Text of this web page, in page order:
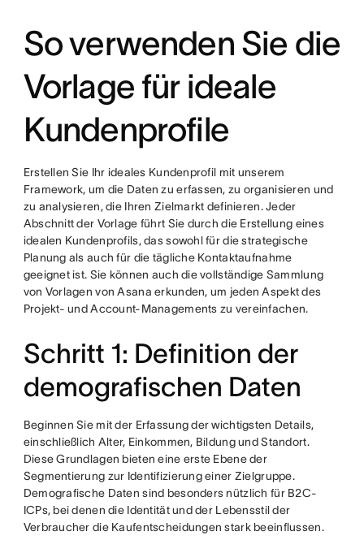
So verwenden Sie die
Vorlage für ideale
Kundenprofile
Erstellen Sie Ihr ideales Kundenprofil mit unserem
Framework, um die Daten zu erfassen, zu organisieren und
zu analysieren, die Ihren Zielmarkt definieren. Jeder
Abschnitt der Vorlage führt Sie durch die Erstellung eines
idealen Kundenprofils, das sowohl für die strategische
Planung als auch für die tägliche Kontaktaufnahme
geeignet ist. Sie können auch die vollständige Sammlung
von Vorlagen von Asana erkunden, um jeden Aspekt des
Projekt- und Account-Managements zu vereinfachen.
Schritt 1: Definition der
demografischen Daten
Beginnen Sie mit der Erfassung der wichtigsten Details,
einschließlich Alter, Einkommen, Bildung und Standort.
Diese Grundlagen bieten eine erste Ebene der
Segmentierung zur Identifizierung einer Zielgruppe.
Demografische Daten sind besonders nützlich für B2C-
ICPs, bei denen die Identität und der Lebensstil der
Verbraucher die Kaufentscheidungen stark beeinflussen.